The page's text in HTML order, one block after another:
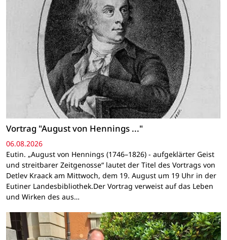
Vortrag "August von Hennings ..."
06.08.2026
Eutin. „August von Hennings (1746–1826) - aufgeklärter Geist
und streitbarer Zeitgenosse“ lautet der Titel des Vortrags von
Detlev Kraack am Mittwoch, dem 19. August um 19 Uhr in der
Eutiner Landesbibliothek.Der Vortrag verweist auf das Leben
und Wirken des aus…